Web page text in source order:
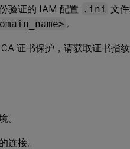
验证的 IAM 配置 .ini 文
。
证书保护，请获取证书指
。
连接。